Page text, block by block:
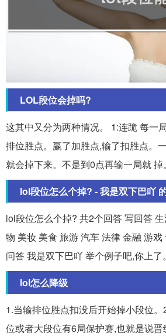
LOL段位会掉吗?
这其中又分为两种情况。 1:连跪 每一
排位胜点。赢了加胜点,输了扣胜点。
就会掉下来。不是到0点再输一局就 掉。
lol段位怎么个掉? - 我是双下巴吖
lol段位怎么个掉? 共2个回答 写回答
物 美妆 美食 旅游 汽车 法律 金融 游
问答 我是双下巴吖 举个例子吧,你上了。
lol怎么降级
1.当输排位胜点扣没后开始掉小段位
位或者大段位有6局保护赛,也就是说